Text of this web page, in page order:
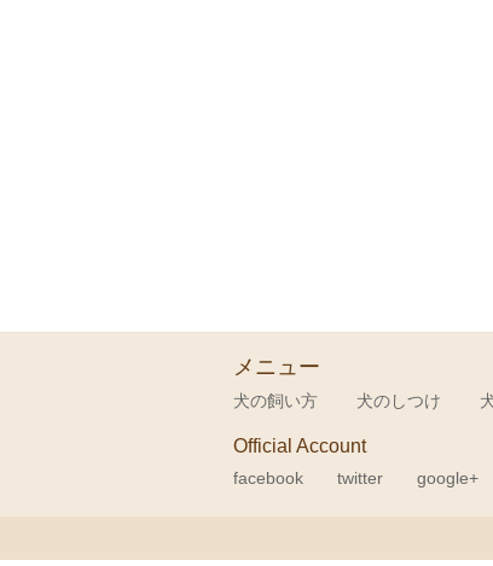
メニュー
犬の飼い方 犬のしつけ
Official Account
facebook twitter google+